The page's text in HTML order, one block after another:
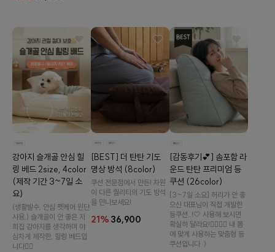
강아지 슬개골 안심 힐
링 베드 2size, 4color
(제작 기간 3~7일 소
요)
(생활발수, 안심 펫케어 원단
사용,) 슬개골이 안 좋은 저
희집 강아지를 생각하며 야
심차게 제작한, 힐링 베드입
니다👍🏻
[BEST] 더 탄탄 기도
명상 방석 (8color)
쿠션 전문점에서 만든! 차원
이 다른 퀄리티의 기도 방석
을 만나보세요!
21% 36,900
[감동후기💕] 솜포함 라
운드 탄탄 프리미엄 등
쿠션 (26color)
[3~7일 소요] 허리가 안 좋
으신 대표님이 직접 개발한
등쿠션..!🤍 사용해 보시면
확실히 달라요!👉🏻👈🏻 내 몸
에 맞게 사용하는 맞춤형 등
쿠션입니다 :)